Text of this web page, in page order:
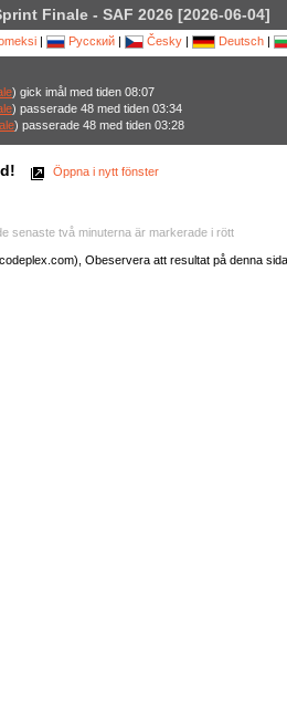
Finale - SAF 2026 [2026-06-04]
| Русский | Česky | Deutsch |
) gick imål med tiden 08:07
) passerade 48 med tiden 03:34
) passerade 48 med tiden 03:28
Öppna i nytt fönster
senaste två minuterna är markerade i rött
Obeservera att resultat på denna